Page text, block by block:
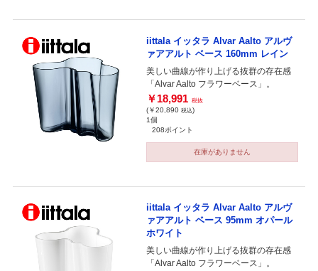
iittala イッタラ Alvar Aalto アルヴ
ァアアルト ベース 160mm レイン
美しい曲線が作り上げる抜群の存在感
「Alvar Aalto フラワーベース」。
￥18,991 税抜
(￥20,890 税込)
1個
208ポイント
在庫がありません
iittala イッタラ Alvar Aalto アルヴ
ァアアルト ベース 95mm オパール
ホワイト
美しい曲線が作り上げる抜群の存在感
「Alvar Aalto フラワーベース」。